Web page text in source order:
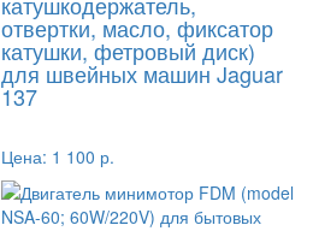
отвертки, масло, фиксатор
катушки, фетровый диск)
для швейных машин Jaguar
137
Цена: 1 100 р.